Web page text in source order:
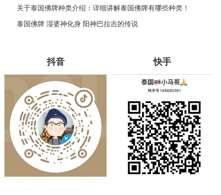
关于泰国佛牌种类介绍：详细讲解泰国佛牌有哪些种类！
泰国佛牌 湿婆神化身 阳神巴拉吉的传说
抖音 快手